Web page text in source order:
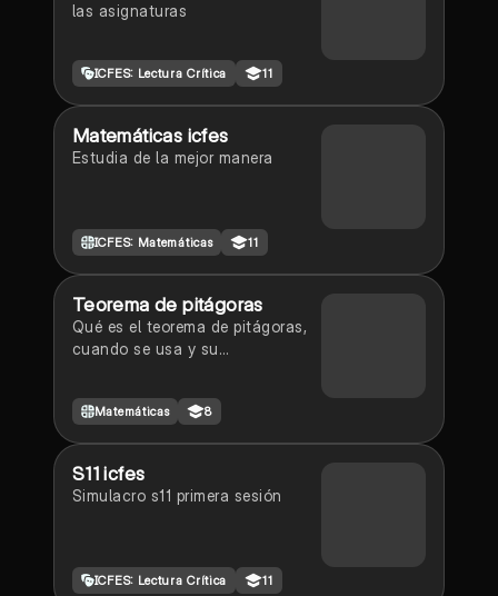
las asignaturas
ICFES: Lectura Crítica 11
Matemáticas icfes
Estudia de la mejor manera
ICFES: Matemáticas 11
Teorema de pitágoras
Qué es el teorema de pitágoras,
cuando se usa y su
Matemáticas 8
S11 icfes
Simulacro s11 primera sesión
ICFES: Lectura Crítica 11